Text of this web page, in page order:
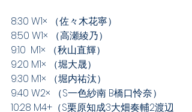
8:30 W1× （佐々木花寧）
8:50 W1× （高瀬綾乃）
9:10  M1× （秋山直輝）
9:20 M1× （堀大晟）
9:30 M1× （堀内祐汰）
9:40 W2× （S一色紗南 B橋口怜奈）
10:28 M4+（S栗原知成3大畑奏輔2渡辺